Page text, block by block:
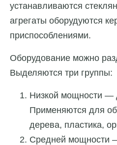
устанавливаются
агрегаты оборудуются
приспособлениями.
Оборудование можно
Выделяются три группы:
Низкой мощности —
Применяются для
дерева, пластика,
Средней мощности